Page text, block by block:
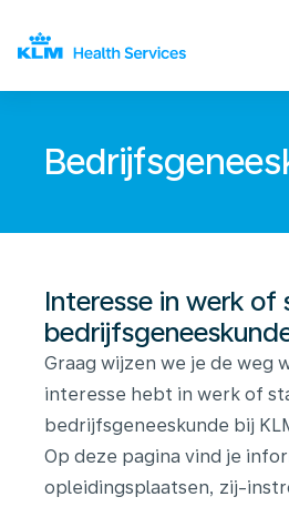
Interesse in werk of
Graag wijzen we je de weg
interesse hebt in werk of
bedrijfsgeneeskunde bij
Op deze pagina vind je
opleidingsplaatsen, zij-